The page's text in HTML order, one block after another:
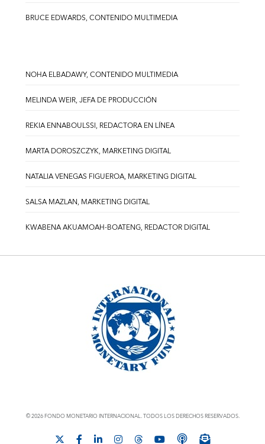
BRUCE EDWARDS, CONTENIDO MULTIMEDIA
NOHA ELBADAWY, CONTENIDO MULTIMEDIA
MELINDA WEIR, JEFA DE PRODUCCIÓN
REKIA ENNABOULSSI, REDACTORA EN LÍNEA
MARTA DOROSZCZYK, MARKETING DIGITAL
NATALIA VENEGAS FIGUEROA, MARKETING DIGITAL
SALSA MAZLAN, MARKETING DIGITAL
KWABENA AKUAMOAH-BOATENG, REDACTOR DIGITAL
© 2026 FONDO MONETARIO INTERNACIONAL. TODOS LOS DERECHOS RESERVADOS.